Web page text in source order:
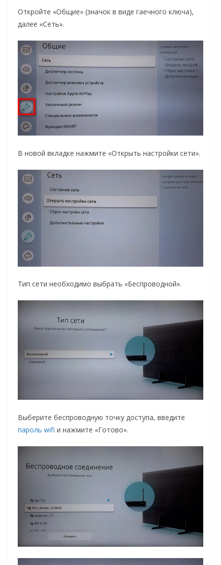
Откройте «Общие» (значок в виде гаечного ключа),
далее «Сеть».
В новой вкладке нажмите «Открыть настройки сети».
Тип сети необходимо выбрать «Беспроводной».
Выберите беспроводную точку доступа, введите
пароль wifi и нажмите «Готово».